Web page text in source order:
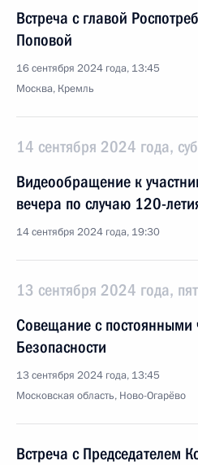
Встреча с главой
Поповой
16 сентября 2024 года, 13:45
Москва, Кремль
14 сентября 2024 года,
Видеообращение к
вечера по случаю 120-
14 сентября 2024 года, 19:30
13 сентября 2024 года,
Совещание с постоянными
Безопасности
13 сентября 2024 года, 13:45
Московская область, Ново-Огарёво
Встреча с Председателем